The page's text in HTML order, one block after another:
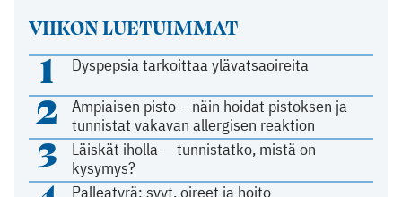
VIIKON LUETUIMMAT
1 Dyspepsia tarkoittaa ylävatsaoireita
2
Ampiaisen pisto – näin hoidat pistoksen ja
tunnistat vakavan allergisen reaktion
3
Läiskät iholla — tunnistatko, mistä on
kysymys?
Palleatyrä: syyt, oireet ja hoito